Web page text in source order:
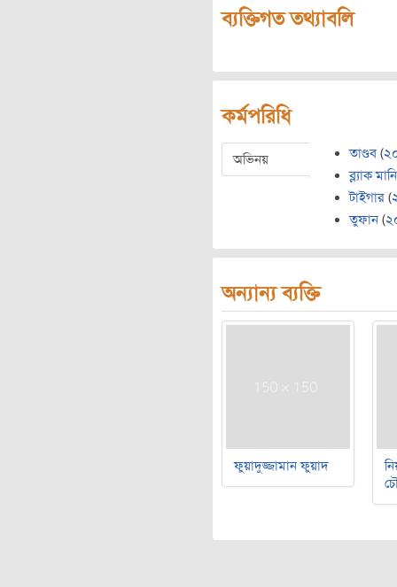
ব্যক্তিগত তথ্যাবলি
কর্মপরিধি
অভিনয় তাণ্ডব (
ব্ল্যাক মানি
টাইগার (
তুফান (
অন্যান্য ব্যক্তি
ফুয়াদুজ্জামান ফুয়াদ